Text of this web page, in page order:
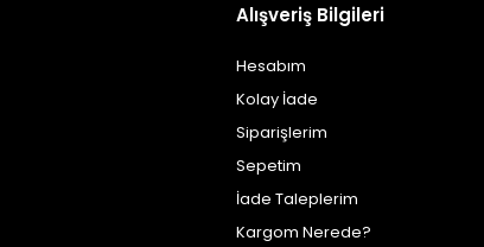
Alışveriş Bilgileri
Hesabım
Kolay İade
Siparişlerim
Sepetim
İade Taleplerim
Kargom Nerede?